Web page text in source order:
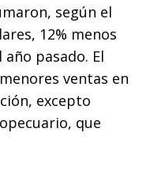
según el
12% menos
pasado. El
ventas en
excepto
que